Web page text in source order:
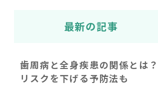
最新の記事
歯周病と全身疾患の関係とは？
リスクを下げる予防法も